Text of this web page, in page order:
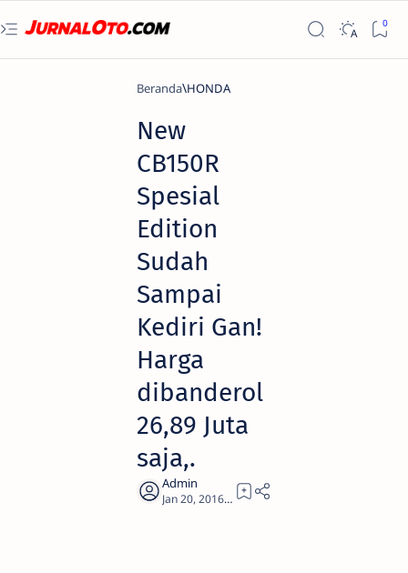
Beranda HONDA
New
CB150R
Spesial
Edition
Sudah
Sampai
Kediri Gan!
Harga
dibanderol
26,89 Juta
saja,.
1